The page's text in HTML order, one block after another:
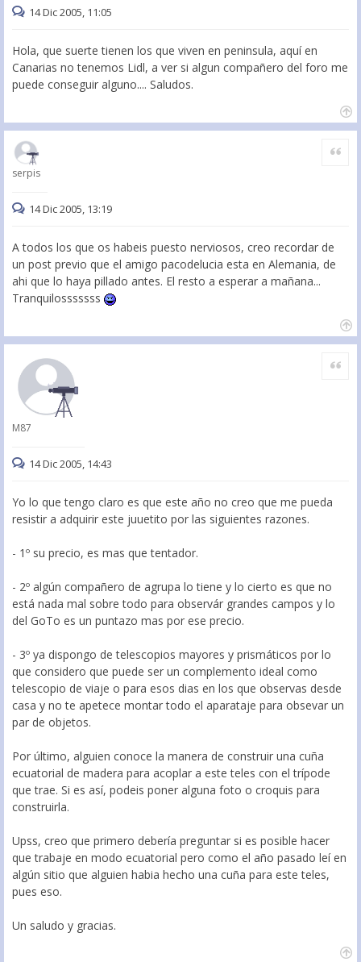
14 Dic 2005, 11:05
Hola, que suerte tienen los que viven en peninsula, aquí en
Canarias no tenemos Lidl, a ver si algun compañero del foro me
puede conseguir alguno.... Saludos.
serpis
Citar
14 Dic 2005, 13:19
A todos los que os habeis puesto nerviosos, creo recordar de
un post previo que el amigo pacodelucia esta en Alemania, de
ahi que lo haya pillado antes. El resto a esperar a mañana...
Tranquilosssssss
M87
Citar
14 Dic 2005, 14:43
Yo lo que tengo claro es que este año no creo que me pueda
resistir a adquirir este juuetito por las siguientes razones.
- 1º su precio, es mas que tentador.
- 2º algún compañero de agrupa lo tiene y lo cierto es que no
está nada mal sobre todo para observár grandes campos y lo
del GoTo es un puntazo mas por ese precio.
- 3º ya dispongo de telescopios mayores y prismáticos por lo
que considero que puede ser un complemento ideal como
telescopio de viaje o para esos dias en los que observas desde
casa y no te apetece montar todo el aparataje para obsevar un
par de objetos.
Por último, alguien conoce la manera de construir una cuña
ecuatorial de madera para acoplar a este teles con el trípode
que trae. Si es así, podeis poner alguna foto o croquis para
construirla.
Upss, creo que primero debería preguntar si es posible hacer
que trabaje en modo ecuatorial pero como el año pasado leí en
algún sitio que alguien habia hecho una cuña para este teles,
pues eso.
Un saludo y gracias.